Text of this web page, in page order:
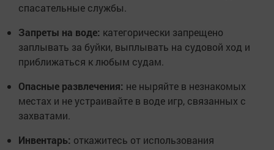
спасательные службы.
Запреты на воде: категорически запрещено
заплывать за буйки, выплывать на судовой ход и
приближаться к любым судам.
Опасные развлечения: не ныряйте в незнакомых
местах и не устраивайте в воде игр, связанных с
захватами.
Инвентарь: откажитесь от использования